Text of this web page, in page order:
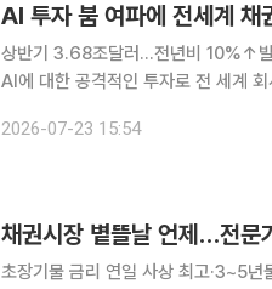
AI 투자 붐 여파에 전세계 채
상반기 3.68조달러…전년비 10%↑발
AI에 대한 공격적인 투자로 전 세계
기 기준 전 세계 회사채 발행액이 약
2026-07-23 15:54
채권시장 볕뜰날 언제…전문
초장기물 금리 연일 사상 최고·3~5년